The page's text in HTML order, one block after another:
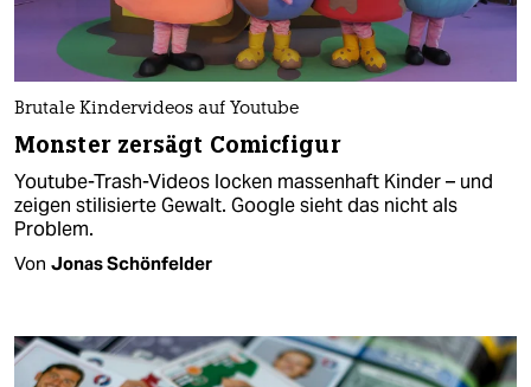
Brutale Kindervideos auf Youtube
Monster zersägt Comicfigur
Youtube-Trash-Videos locken massenhaft Kinder – und
zeigen stilisierte Gewalt. Google sieht das nicht als
Problem.
Von Jonas Schönfelder